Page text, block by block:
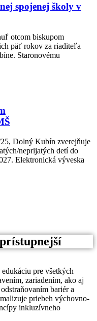
spojenej školy v
otcom biskupom
päť rokov za riaditeľa
Staronovému
Dolný Kubín zverejňuje
neprijatých detí do
Elektronická výveska
pre všetkých
zariadením, ako aj
bariér a
priebeh výchovno-
inkluzívneho